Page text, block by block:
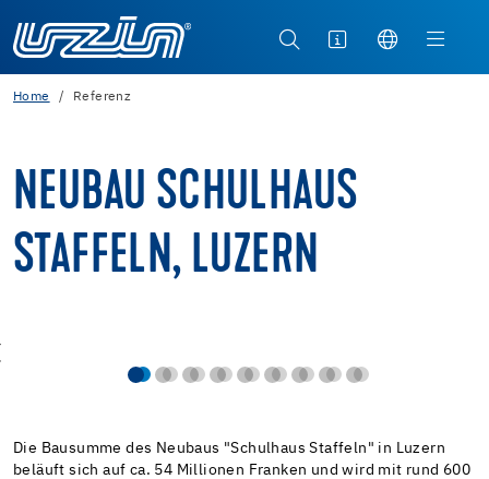
Home Referenz
NEUBAU SCHULHAUS
STAFFELN, LUZERN
Die Bausumme des Neubaus "Schulhaus Staffeln" in Luzern
beläuft sich auf ca. 54 Millionen Franken und wird mit rund 600